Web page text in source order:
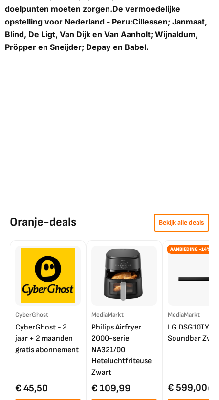
doelpunten moeten zorgen.De vermoedelijke
opstelling voor Nederland - Peru:Cillessen; Janmaat,
Blind, De Ligt, Van Dijk en Van Aanholt; Wijnaldum,
Pröpper en Sneijder; Depay en Babel.
Oranje-deals Bekijk alle deals
CyberGhost
CyberGhost - 2
jaar + 2 maanden
gratis abonnement
€ 45,50
MediaMarkt
Philips Airfryer
2000-serie
NA321/00
Heteluchtfriteuse
Zwart
€ 109,99
AANBIEDING -14%
MediaMarkt
LG DSG10TY
Soundbar
€ 599,00€